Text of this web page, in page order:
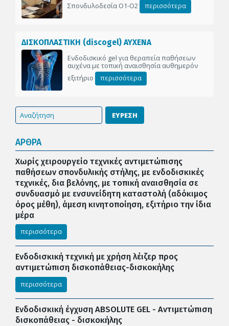
Σπονδυλοδεσία Ο1-Ο2
περισσότερα
ΔΙΣΚΟΠΛΑΣΤΙΚΗ (discogel) ΑΥΧΕΝΑ
Ενδοδισκικό gel για θεραπεία παθήσεων
αυχένα με τοπική αναισθησία αυθημερόν
εξιτήριο
περισσότερα
ΕΥΡΕΣΗ
ΑΡΘΡΑ
Χωρίς χειρουργείο τεχνικές αντιμετώπισης
παθήσεων σπονδυλικής στήλης, με ενδοδισκικές
τεχνικές, δια βελόνης, με τοπική αναισθησία σε
συνδυασμό με ενσυνείδητη καταστολή (αδόκιμος
όρος μέθη), άμεση κινητοποίηση, εξιτήριο την ίδια
μέρα
περισσότερα
Ενδοδισκική τεχνική με χρήση λέιζερ προς
αντιμετώπιση δισκοπάθειας-δισκοκήλης
περισσότερα
Ενδοδισκική έγχυση ABSOLUTE GEL - Αντιμετώπιση
δισκοπάθειας - δισκοκήλης